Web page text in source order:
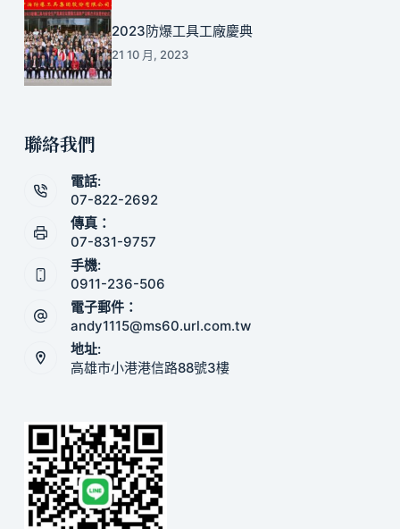
2023防爆工具工廠慶典
21 10 月, 2023
聯絡我們
電話:
07-822-2692
傳真：
07-831-9757
手機:
0911-236-506
電子郵件：
andy1115@ms60.url.com.tw
地址:
高雄市小港港信路88號3樓